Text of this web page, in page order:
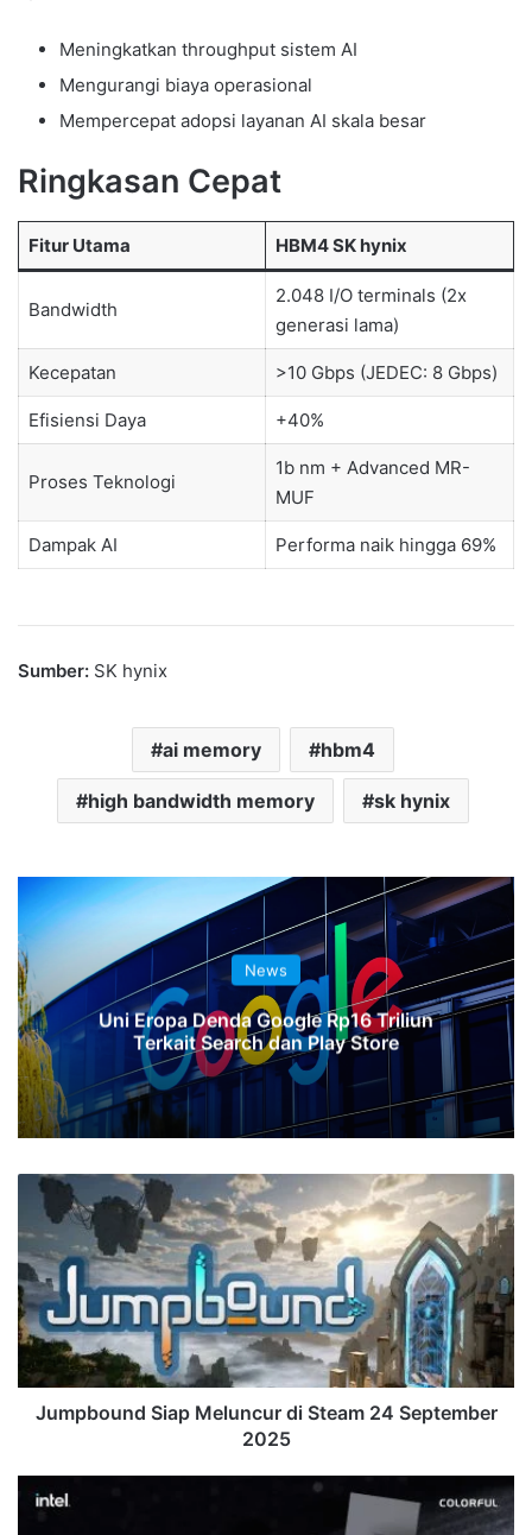
Meningkatkan throughput sistem AI
Mengurangi biaya operasional
Mempercepat adopsi layanan AI skala besar
Ringkasan Cepat
Fitur Utama HBM4 SK hynix
Bandwidth
2.048 I/O terminals (2x
generasi lama)
Kecepatan >10 Gbps (JEDEC: 8 Gbps)
Efisiensi Daya +40%
Proses Teknologi
1b nm + Advanced MR-
MUF
Dampak AI Performa naik hingga 69%
Sumber: SK hynix
ai memory hbm4
high bandwidth memory sk hynix
News
Uni Eropa Denda Google Rp16 Triliun
Terkait Search dan Play Store
Jumpbound
Siap
Meluncur
di
Steam
24
September
2025
Jumpbound Siap Meluncur di Steam 24 September
2025
Rimbook